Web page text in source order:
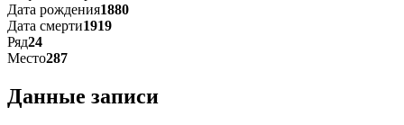
Дата рождения1880
Дата смерти1919
Ряд24
Место287
Данные записи